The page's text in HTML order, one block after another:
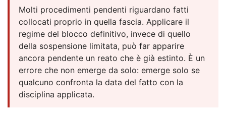
Molti procedimenti pendenti riguardano fatti
collocati proprio in quella fascia. Applicare il
regime del blocco definitivo, invece di quello
della sospensione limitata, può far apparire
ancora pendente un reato che è già estinto. È un
errore che non emerge da solo: emerge solo se
qualcuno confronta la data del fatto con la
disciplina applicata.